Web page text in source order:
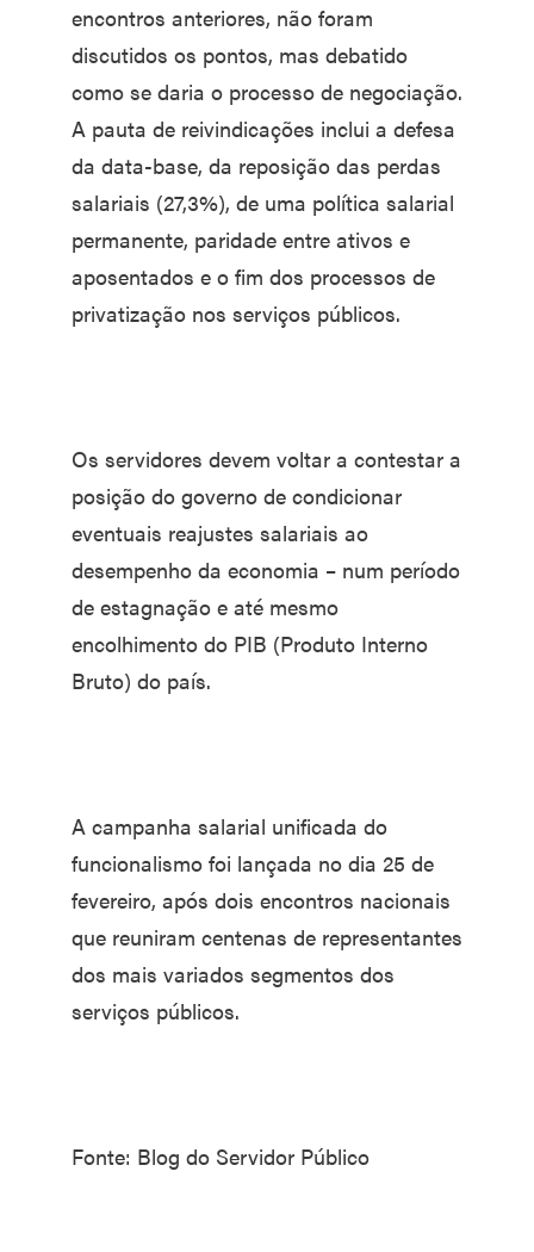
encontros anteriores, não foram
discutidos os pontos, mas debatido
como se daria o processo de negociação.
A pauta de reivindicações inclui a defesa
da data-base, da reposição das perdas
salariais (27,3%), de uma política salarial
permanente, paridade entre ativos e
aposentados e o fim dos processos de
privatização nos serviços públicos.
Os servidores devem voltar a contestar a
posição do governo de condicionar
eventuais reajustes salariais ao
desempenho da economia – num período
de estagnação e até mesmo
encolhimento do PIB (Produto Interno
Bruto) do país.
A campanha salarial unificada do
funcionalismo foi lançada no dia 25 de
fevereiro, após dois encontros nacionais
que reuniram centenas de representantes
dos mais variados segmentos dos
serviços públicos.
Fonte: Blog do Servidor Público